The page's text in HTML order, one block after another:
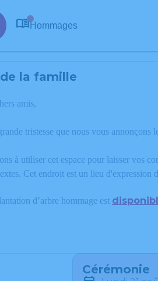
Hommages
la famille
amis,
tristesse que nous vous
à utiliser cet espace pour laisser vos
Cet endroit est un lieu
d’arbre hommage est
Cérémonie